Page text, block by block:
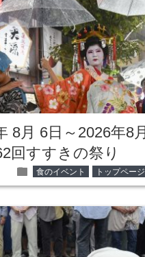
8月 6日～2026年8
回すすきの祭り
folder 食のイベント トップページ